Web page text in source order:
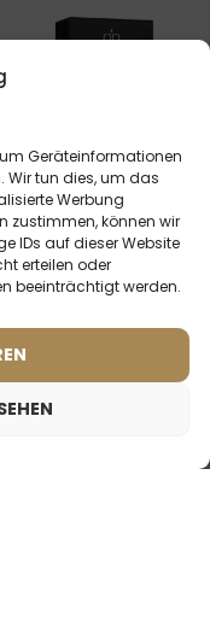
Geräteinformationen
Wir tun dies, um das
Werbung
zustimmen, können wir
IDs auf dieser Website
erteilen oder
beeinträchtigt werden.
von:
& GABBANA -